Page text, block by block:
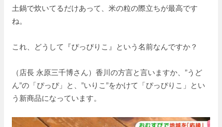
土鍋で炊いてるだけあって、米の粒の際立ちが最高です
ね。
これ、どうして『ぴっぴりこ』という名前なんですか？
（店長 永原三千博さん）香川の方言と言いますか、”うど
ん”の「ぴっぴ」と、”いりこ”をかけて「ぴっぴりこ」とい
う新商品になっています。